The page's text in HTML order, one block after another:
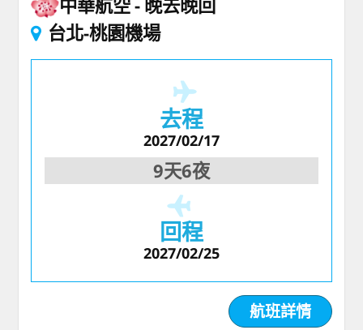
中華航空 晚去晚回
台北-桃園機場
去程
2027/02/17
9天6夜
回程
2027/02/25
航班詳情